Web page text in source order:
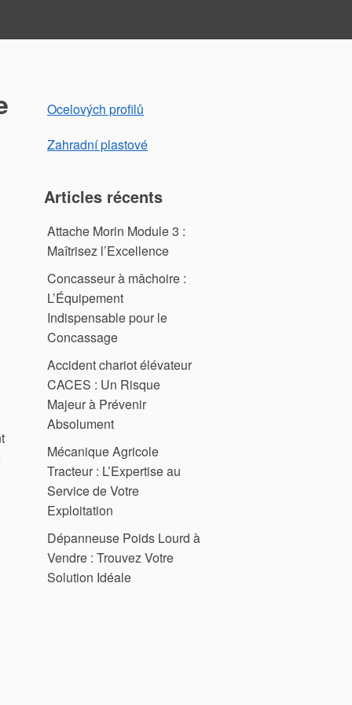
Ocelových profilů
Zahradní plastové
Articles récents
Attache Morin Module 3 :
Maîtrisez l’Excellence
Concasseur à mâchoire :
L’Équipement
Indispensable pour le
Concassage
Accident chariot élévateur
CACES : Un Risque
Majeur à Prévenir
Absolument
Mécanique Agricole
Tracteur : L’Expertise au
Service de Votre
Exploitation
Dépanneuse Poids Lourd à
Vendre : Trouvez Votre
Solution Idéale